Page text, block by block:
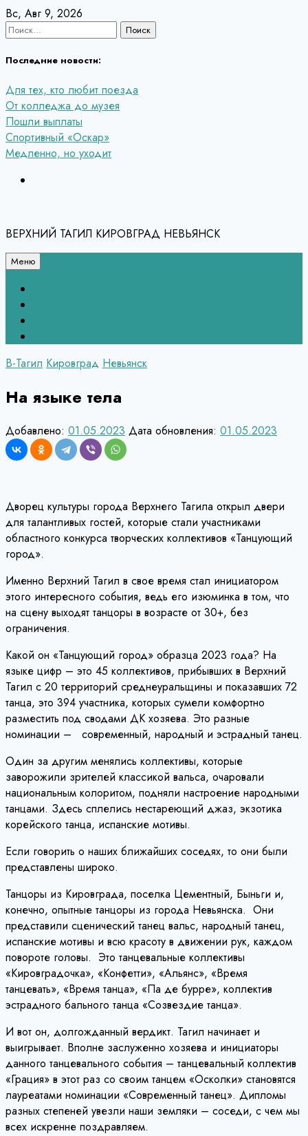
Перейти
к
Вс, Авг 9, 2026
Найти:
Последние новости:
Для тех, кто любит поезда
От колледжа до музея
Пошли выплаты
Спортивный «Оскар»
Медленно, но уходит
ВЕРХНИЙ ТАГИЛ КИРОВГРАД НЕВЬЯНСК
Меню
В-Тагил Кировград Невьянск
На языке тела
Добавлено: 01.05.2023 Дата обновления: 01.05.2023
Дворец культуры города Верхнего Тагила открыл двери
для талантливых гостей, которые стали участниками
областного конкурса творческих коллективов «Танцующий
город».
Именно Верхний Тагил в свое время стал инициатором
этого интересного события, ведь его изюминка в том, что
на сцену выходят танцоры в возрасте от 30+, без
ограничения.
Какой он «Танцующий город» образца 2023 года? На
языке цифр – это 45 коллективов, прибывших в Верхний
Тагил с 20 территорий среднеуральщины и показавших 72
танца, это 394 участника, которых сумели комфортно
разместить под сводами ДК хозяева. Это разные
номинации – современный, народный и эстрадный танец.
Один за другим менялись коллективы, которые
заворожили зрителей классикой вальса, очаровали
национальным колоритом, подняли настроение народными
танцами. Здесь сплелись нестареющий джаз, экзотика
корейского танца, испанские мотивы.
Если говорить о наших ближайших соседях, то они были
представлены широко.
Танцоры из Кировграда, поселка Цементный, Быньги и,
конечно, опытные танцоры из города Невьянска. Они
представили сценический танец вальс, народный танец,
испанские мотивы и всю красоту в движении рук, каждом
повороте головы. Это танцевальные коллективы
«Кировградочка», «Конфетти», «Альянс», «Время
танцевать», «Время танца», «Па де бурре», коллектив
эстрадного бального танца «Созвездие танца».
И вот он, долгожданный вердикт. Тагил начинает и
выигрывает. Вполне заслуженно хозяева и инициаторы
данного танцевального события – танцевальный коллектив
«Грация» в этот раз со своим танцем «Осколки» становятся
лауреатами номинации «Современный танец». Дипломы
разных степеней увезли наши земляки – соседи, с чем мы
всех искренне поздравляем.